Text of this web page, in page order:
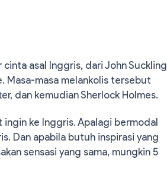
asal Inggris, dari John Suckling
Masa-masa melankolis tersebut
dan kemudian Sherlock Holmes.
ke Inggris. Apalagi bermodal
Dan apabila butuh inspirasi yang
sensasi yang sama, mungkin 5